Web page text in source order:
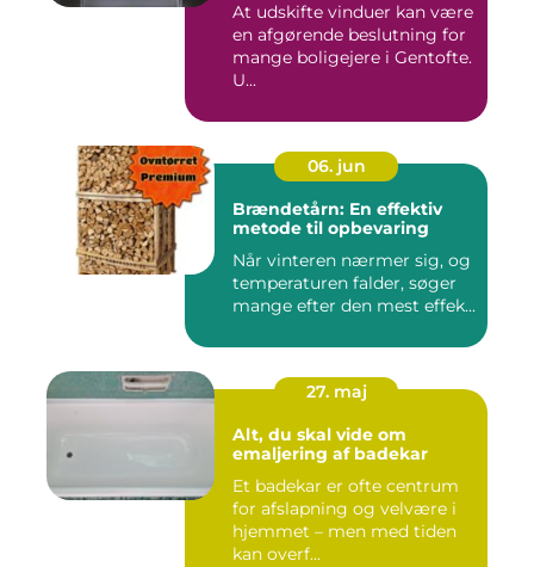
At udskifte vinduer kan være
en afgørende beslutning for
mange boligejere i Gentofte.
U...
06. jun
Brændetårn: En effektiv
metode til opbevaring
Når vinteren nærmer sig, og
temperaturen falder, søger
mange efter den mest effek...
27. maj
Alt, du skal vide om
emaljering af badekar
Et badekar er ofte centrum
for afslapning og velvære i
hjemmet – men med tiden
kan overf...